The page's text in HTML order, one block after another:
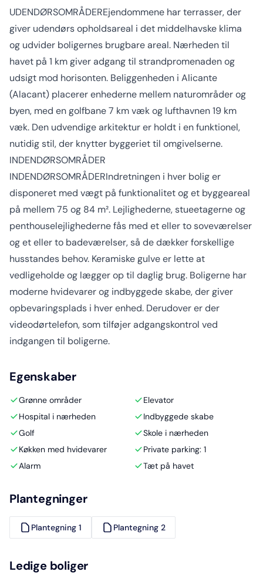
UDENDØRSOMRÅDEREjendommene har terrasser, der
giver udendørs opholdsareal i det middelhavske klima
og udvider boligernes brugbare areal. Nærheden til
havet på 1 km giver adgang til strandpromenaden og
udsigt mod horisonten. Beliggenheden i Alicante
(Alacant) placerer enhederne mellem naturområder og
byen, med en golfbane 7 km væk og lufthavnen 19 km
væk. Den udvendige arkitektur er holdt i en funktionel,
nutidig stil, der knytter byggeriet til omgivelserne.
INDENDØRSOMRÅDER
INDENDØRSOMRÅDERIndretningen i hver bolig er
disponeret med vægt på funktionalitet og et byggeareal
på mellem 75 og 84 m². Lejlighederne, stueetagerne og
penthouselejlighederne fås med et eller to soveværelser
og et eller to badeværelser, så de dækker forskellige
husstandes behov. Keramiske gulve er lette at
vedligeholde og lægger op til daglig brug. Boligerne har
moderne hvidevarer og indbyggede skabe, der giver
opbevaringsplads i hver enhed. Derudover er der
videodørtelefon, som tilføjer adgangskontrol ved
indgangen til boligerne.
Egenskaber
Grønne områder
Elevator
Hospital i nærheden
Indbyggede skabe
Golf
Skole i nærheden
Køkken med hvidevarer
Private parking: 1
Alarm
Tæt på havet
Plantegninger
Plantegning 1 Plantegning 2
Ledige boliger